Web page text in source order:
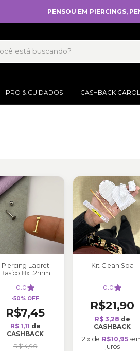
PENSOU EM PIERCINGS,
PRO & CUIDADOS CASHBACK
Piercing Labret
Basico 8x1.2mm
0.0
-50% OFF
R$7,45
R$ 1,11 de
CASHBACK
R$14,90
Kit Clean Spa
0.0
R$21,90
R$ 3,28 de
CASHBACK
2 x de R$10,95
juros